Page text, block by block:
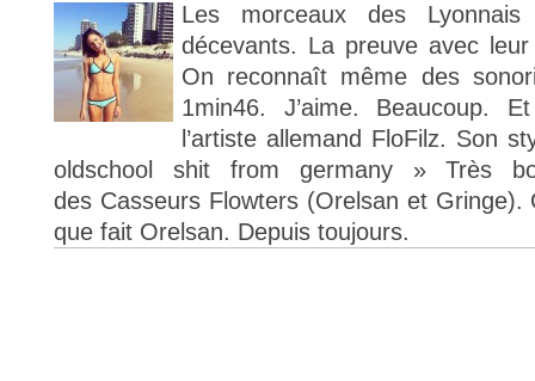
Les morceaux des
décevants. La preuve avec
On reconnaît même des
1min46. J’aime. Beaucoup.
l’artiste allemand FloFilz. Son
oldschool shit from germany » Très
des Casseurs Flowters (Orelsan et Gringe).
que fait Orelsan. Depuis toujours.